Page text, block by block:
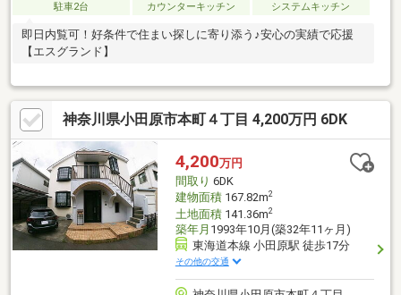
駐車2台
カウンターキッチン システムキッチン
即日内覧可！好条件で住まい探しに寄り添う♪安心の実績で応援
【エスグランド】
神奈川県小田原市本町４丁目 4,200万円 6DK
4,200万円
間取り 6DK
建物面積167.82m2
土地面積141.36m2
築年月 1993年10月(築32年11ヶ月)
東海道本線 小田原駅 徒歩17分
その他の交通